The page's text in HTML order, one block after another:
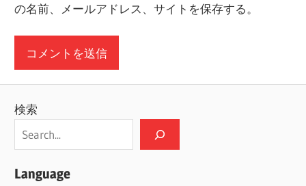
の名前、メールアドレス、サイトを保存する。
検索
Language